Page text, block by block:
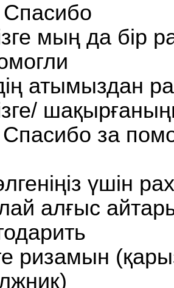
мың да бір
атымыздан
за
үшін
алғыс
ризамын